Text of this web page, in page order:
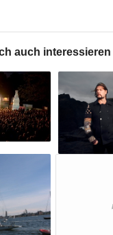
auch interessieren